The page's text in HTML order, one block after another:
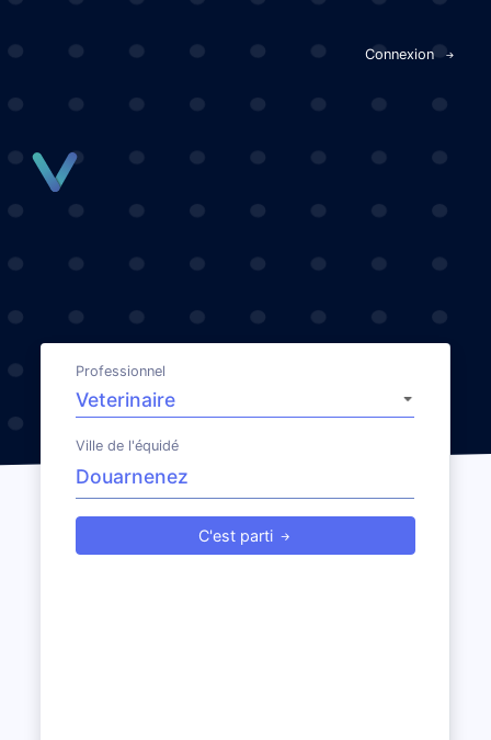
Connexion
Professionnel
Ville de l'équidé
C'est parti